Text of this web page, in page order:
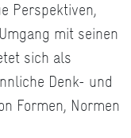
Perspektiven,
mit seinen
sich als
Denk- und
Formen, Normen